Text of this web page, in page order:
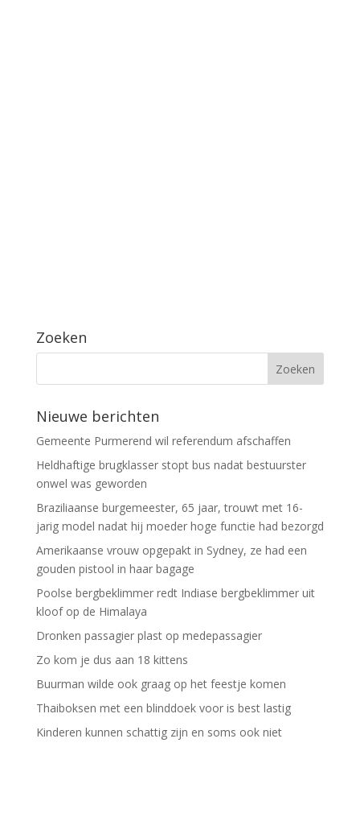
Zoeken
Nieuwe berichten
Gemeente Purmerend wil referendum afschaffen
Heldhaftige brugklasser stopt bus nadat bestuurster
onwel was geworden
Braziliaanse burgemeester, 65 jaar, trouwt met 16-
jarig model nadat hij moeder hoge functie had bezorgd
Amerikaanse vrouw opgepakt in Sydney, ze had een
gouden pistool in haar bagage
Poolse bergbeklimmer redt Indiase bergbeklimmer uit
kloof op de Himalaya
Dronken passagier plast op medepassagier
Zo kom je dus aan 18 kittens
Buurman wilde ook graag op het feestje komen
Thaiboksen met een blinddoek voor is best lastig
Kinderen kunnen schattig zijn en soms ook niet